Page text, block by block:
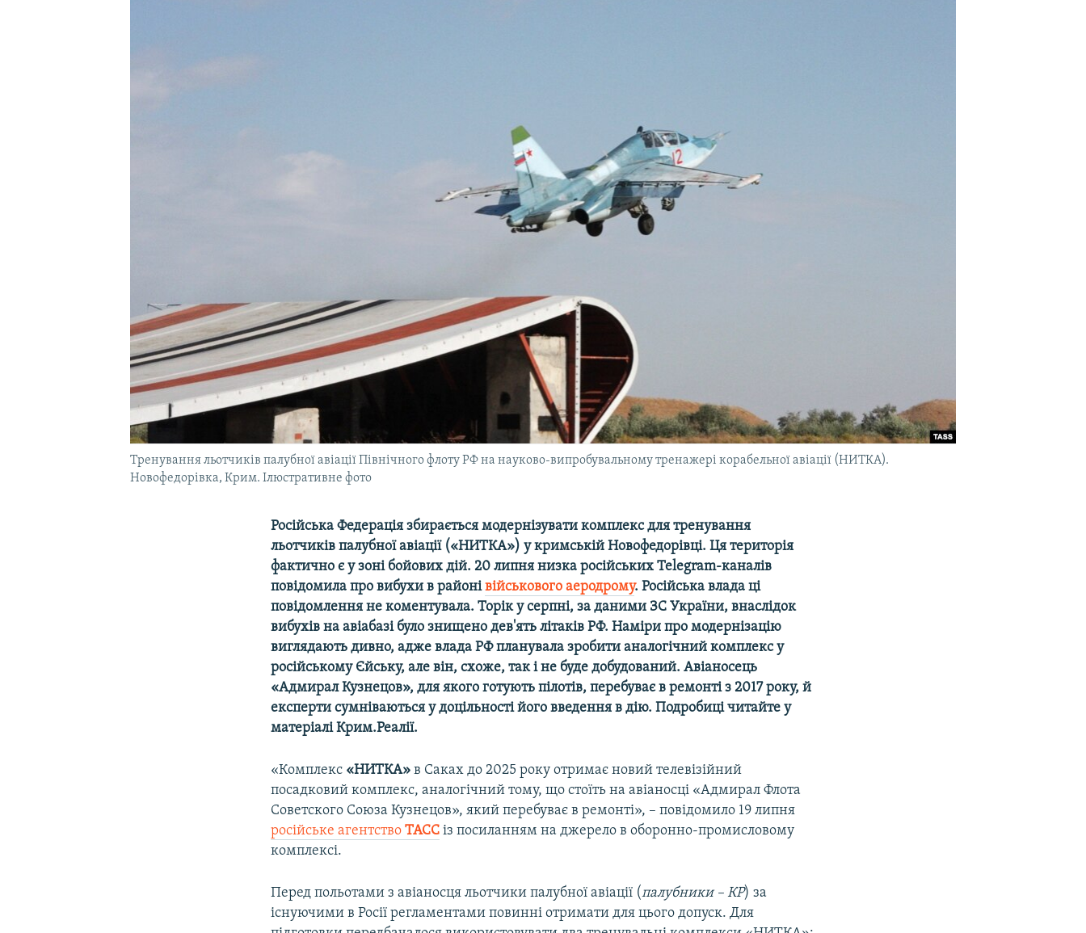
Тренування льотчиків палубної авіації Північного флоту РФ на науково-випробувальному тренажері корабельної авіації (НИТКА).
Новофедорівка, Крим. Ілюстративне фото
Російська Федерація збирається модернізувати комплекс для тренування
льотчиків палубної авіації («НИТКА») у кримській Новофедорівці. Ця територія
фактично є у зоні бойових дій. 20 липня низка російських Telegram-каналів
повідомила про вибухи в районівійськового аеродрому. Російська влада ці
повідомлення не коментувала. Торік у серпні, за даними ЗС України, внаслідок
вибухів на авіабазі було знищено дев'ять літаків РФ. Наміри про модернізацію
виглядають дивно, адже влада РФ планувала зробити аналогічний комплекс у
російському Єйську, але він, схоже, так і не буде добудований. Авіаносець
«Адмирал Кузнецов», для якого готують пілотів, перебуває в ремонті з 2017 року, й
експерти сумніваються у доцільності його введення в дію. Подробиці читайте у
матеріалі Крим.Реалії.
«Комплекс «НИТКА» в Саках до 2025 року отримає новий телевізійний
посадковий комплекс, аналогічний тому, що стоїть на авіаносці «Адмирал Флота
Советского Союза Кузнецов», який перебуває в ремонті», – повідомило 19 липня
російське агентствоТАСС із посиланням на джерело в оборонно-промисловому
комплексі.
Перед польотами з авіаносця льотчики палубної авіації (палубники – КР) за
існуючими в Росії регламентами повинні отримати для цього допуск. Для